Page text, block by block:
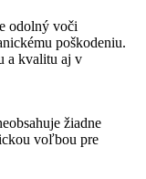
odolný voči
poškodeniu.
a kvalitu aj v
žiadne
voľbou pre